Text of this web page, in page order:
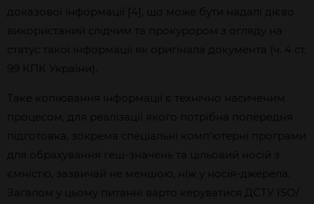
доказової інформації [4] , що може бути надалі дієво
використаний слідчим та прокурором з огляду на
статус такої інформації як оригінала документа (ч. 4 ст.
99 КПК України).
Таке копіювання інформації є технічно насиченим
процесом, для реалізації якого потрібна попередня
підготовка, зокрема спеціальні комп’ютерні програми
для обрахування геш-значень та цільовий носій з
ємністю, зазвичай не меншою, ніж у носія-джерела.
Загалом у цьому питанні варто керуватися ДСТУ ISO/